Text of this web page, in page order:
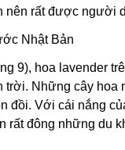
rất được người
Nhật Bản
9), hoa lavender
trời. Những cây
đồi. Với cái nắng
rất đông những du